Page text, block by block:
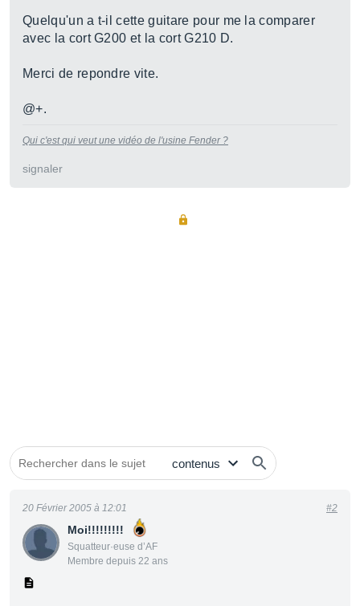
Quelqu'un a t-il cette guitare pour me la comparer
avec la cort G200 et la cort G210 D.
Merci de repondre vite.
@+.
Qui c'est qui veut une vidéo de l'usine Fender ?
signaler
Moi!!!!!!!!!
Squatteur·euse d’AF
Membre depuis 22 ans
20 Février 2005 à 12:01 #2